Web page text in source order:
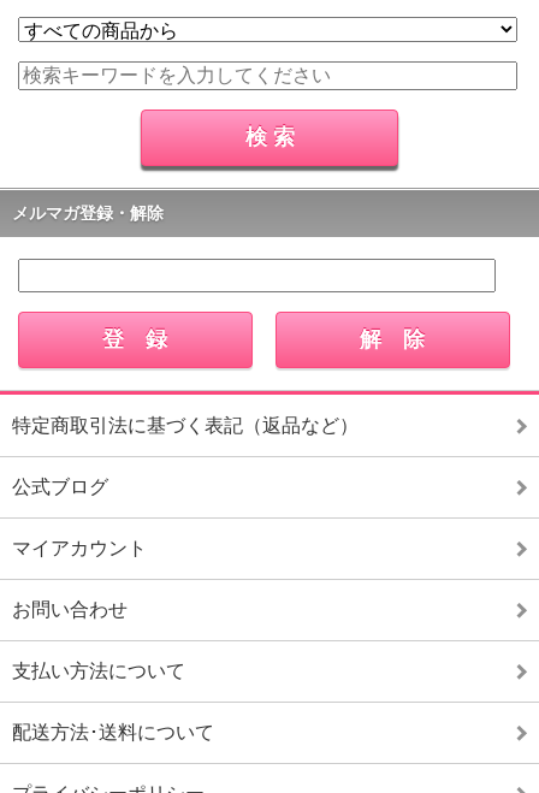
メルマガ登録・解除
特定商取引法に基づく表記（返品など）
公式ブログ
マイアカウント
お問い合わせ
支払い方法について
配送方法･送料について